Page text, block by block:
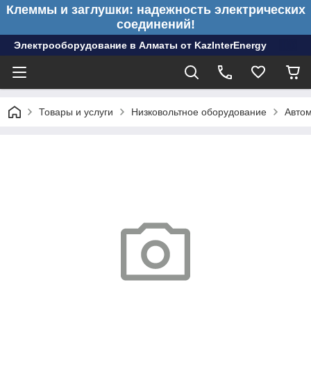
Клеммы и заглушки: надежность электрических
соединений!
Электрооборудование в Алматы от KazInterEnergy
Товары и услуги Низковольтное оборудование